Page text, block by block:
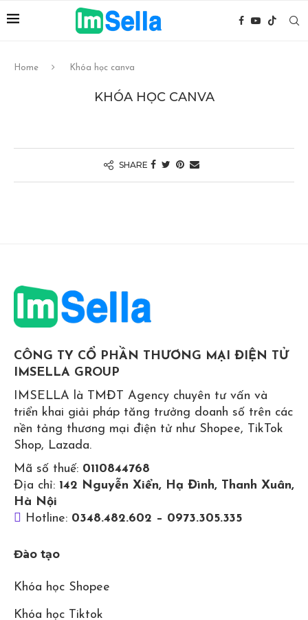
Home Khóa học canva
KHÓA HỌC CANVA
SHARE
CÔNG TY CỔ PHẦN THƯƠNG MẠI ĐIỆN TỬ
IMSELLA GROUP
IMSELLA là TMĐT Agency chuyên tư vấn và
triển khai giải pháp tăng trưởng doanh số trên các
nền tảng thương mại điện tử như Shopee, TikTok
Shop, Lazada.
Mã số thuế: 0110844768
Địa chỉ: 142 Nguyễn Xiển, Hạ Đình, Thanh Xuân,
Hà Nội
Hotline: 0348.482.602 – 0973.305.335
Đào tạo
Khóa học Shopee
Khóa học Tiktok